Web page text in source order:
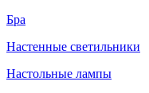
Бра
Настенные светильники
Настольные лампы